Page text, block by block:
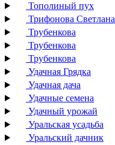
Тополиный пух
Трифонова Светлана
Трубенкова
Трубенкова
Трубенкова
Удачная Грядка
Удачная дача
Удачные семена
Удачный урожай
Уральская усадьба
Уральский дачник